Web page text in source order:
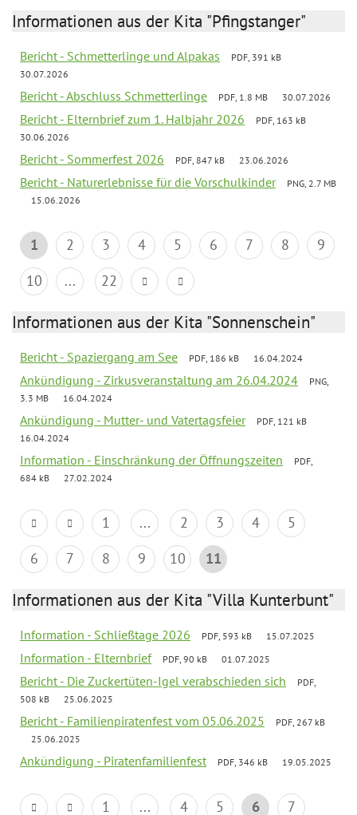
Informationen aus der Kita "Pfingstanger"
Bericht - Schmetterlinge und Alpakas
PDF, 391 kB
30.07.2026
Bericht - Abschluss Schmetterlinge PDF, 1.8 MB 30.07.2026
Bericht - Elternbrief zum 1. Halbjahr 2026
PDF, 163 kB
30.06.2026
Bericht - Sommerfest 2026 PDF, 847 kB 23.06.2026
Bericht - Naturerlebnisse für die Vorschulkinder
PNG, 2.7 MB
15.06.2026
1 2 3 4 5 6 7 8
9
10
... 22
Informationen aus der Kita "Sonnenschein"
Bericht - Spaziergang am See PDF, 186 kB 16.04.2024
Ankündigung - Zirkusveranstaltung am 26.04.2024
PNG,
3.3 MB
16.04.2024
Ankündigung - Mutter- und Vatertagsfeier
PDF, 121 kB
16.04.2024
Information - Einschränkung der Öffnungszeiten
PDF,
684 kB
27.02.2024
1 ... 2 3 4
5
6
7 8 9 10 11
Informationen aus der Kita "Villa Kunterbunt"
Information - Schließtage 2026 PDF, 593 kB 15.07.2025
Information - Elternbrief PDF, 90 kB 01.07.2025
Bericht - Die Zuckertüten-Igel verabschieden sich
PDF,
508 kB
25.06.2025
Bericht - Familienpiratenfest vom 05.06.2025
PDF, 267 kB
25.06.2025
Ankündigung - Piratenfamilienfest PDF, 346 kB 19.05.2025
1 ... 4 5 6 7